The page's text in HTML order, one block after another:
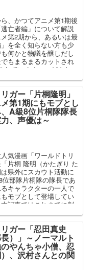
、かつてアニメ第1期後
亡者編」について解説
第2期から、あるいは最
を全く知らない方も少
何かと物議を醸しだし
もまるまるカットされ
れています。 どんなエ
ガー「片桐隆明」
第1期にもモブとし
A級8位片桐隊隊長
、声優は～
気漫画「ワールドトリ
片桐 隆明（かたぎり た
県外にスカウト活動に
部隊片桐隊の隊長であ
キャラクターの一人で
モブとして登場してい
記事ではこれまでに判
ガー「忍田真史
長）」～ノーマルト
やんちゃ小僧、忍
、沢村さんとの関